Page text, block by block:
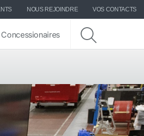
NOUS REJOINDRE VOS CONTACTS
Concessionaires